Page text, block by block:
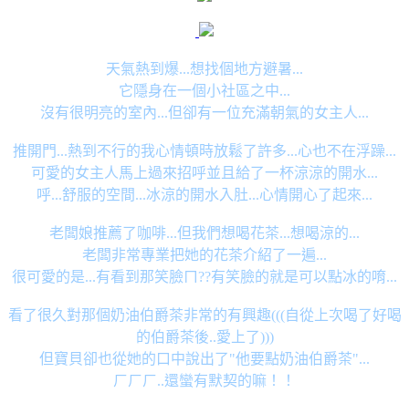
天氣熱到爆...想找個地方避暑...
它隱身在一個小社區之中...
沒有很明亮的室內...但卻有一位充滿朝氣的女主人...
推開門...熱到不行的我心情頓時放鬆了許多...心也不在浮躁...
可愛的女主人馬上過來招呼並且給了一杯涼涼的開水...
呼...舒服的空間...冰涼的開水入肚...心情開心了起來...
老闆娘推薦了咖啡...但我們想喝花茶...想喝涼的...
老闆非常專業把她的花茶介紹了一遍...
很可愛的是...有看到那笑臉ㄇ??有笑臉的就是可以點冰的唷...
看了很久對那個奶油伯爵茶非常的有興趣(((自從上次喝了好喝
的伯爵茶後..愛上了)))
但寶貝卻也從她的口中說出了"他要點奶油伯爵茶"...
ㄏㄏㄏ..還蠻有默契的嘛！！